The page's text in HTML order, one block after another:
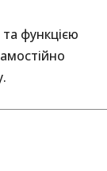
функцією